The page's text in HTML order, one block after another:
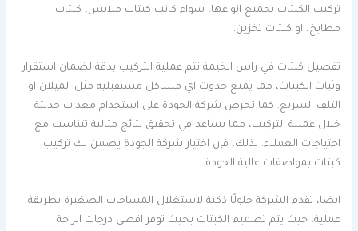
تركيب الكبتات بجميع انواعها، سواء كانت كبتات ملابس، كبتات
مطابخ، او كبتات تخزين.
تفصيل كبتات في راس الخيمة تتم عملية التركيب بدقة لضمان استقرار
وثبات الكبتات، مما يمنع حدوث اي مشاكل مستقبلية مثل الميلان او
التلف السريع. كما تحرص شركة الجودة على استخدام معدات حديثة
خلال عملية التركيب، مما يساعد في تحقيق نتائج مثالية تتناسب مع
احتياجات العملاء. لذلك، فإن اختيار شركة الجودة يضمن لك تركيب
كبتات بمواصفات عالية الجودة.
ايضا، تقدم الشركة حلولًا ذكية لاستغلال المساحات الصغيرة بطريقة
عملية، حيث يتم تصميم الكبتات بحيث توفر اقصى درجات الراحة